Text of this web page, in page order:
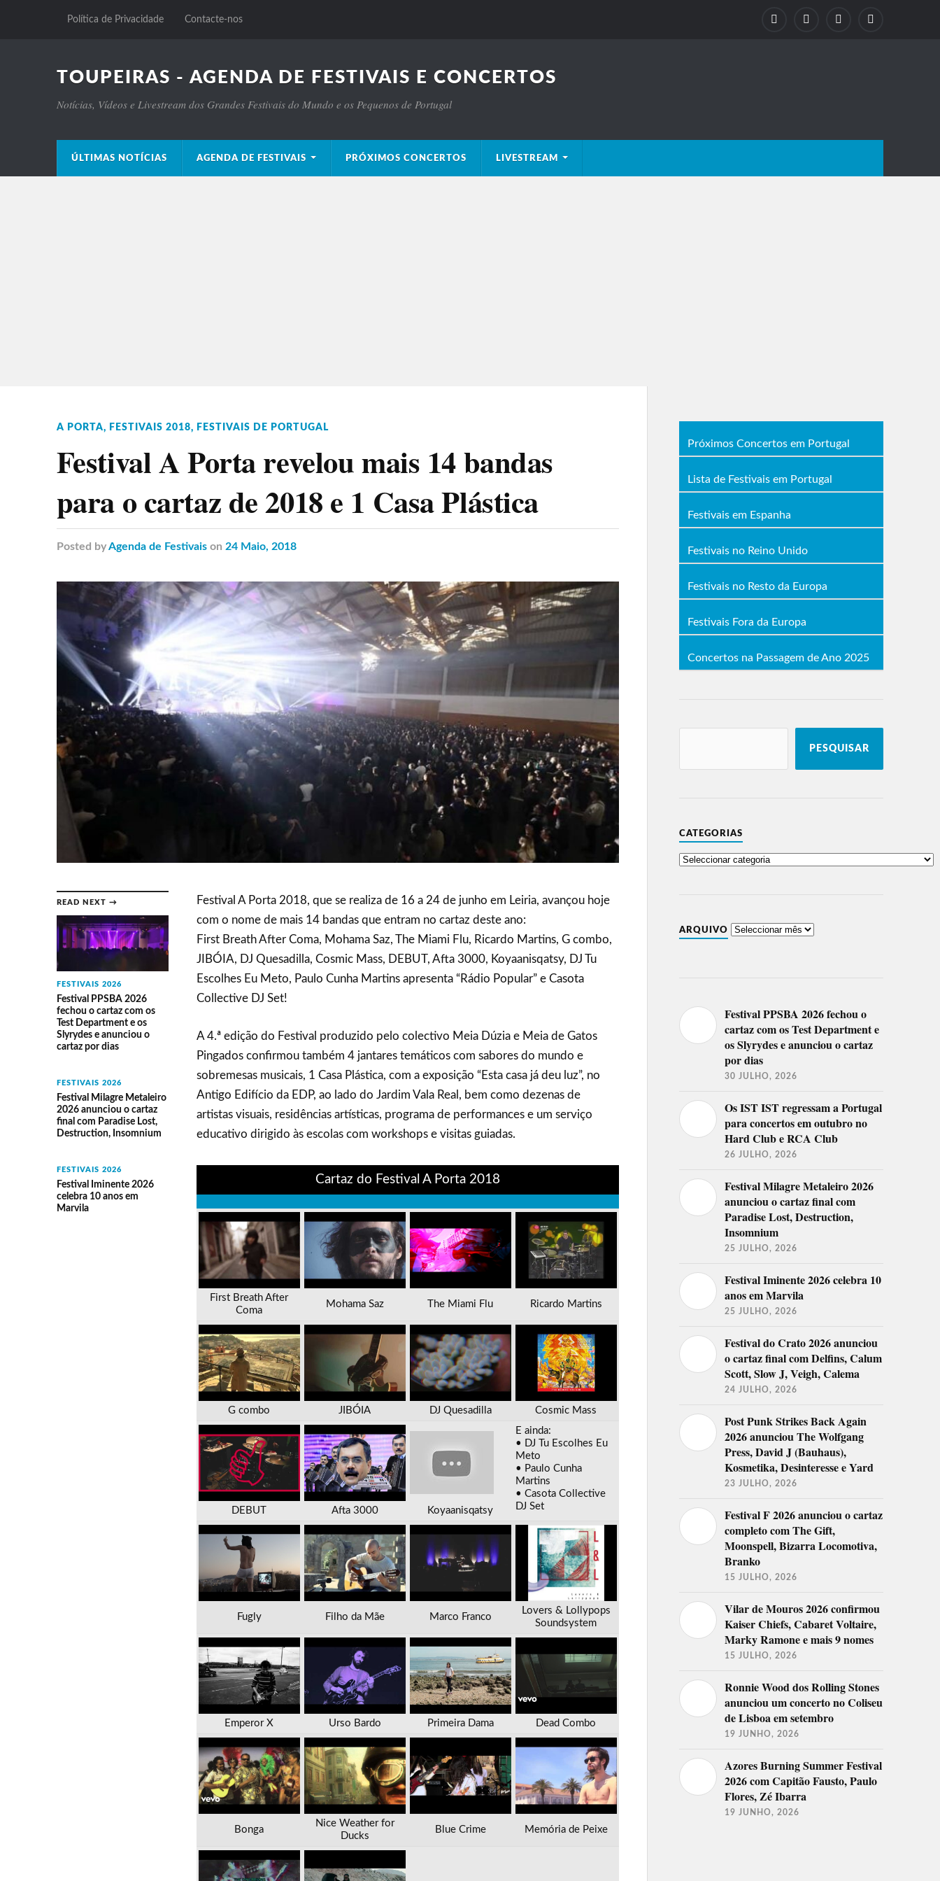
Política de Privacidade Contacte-nos
TOUPEIRAS - AGENDA DE FESTIVAIS E CONCERTOS
Notícias, Vídeos e Livestream dos Grandes Festivais do Mundo e os Pequenos de Portugal
ÚLTIMAS NOTÍCIAS AGENDA DE FESTIVAIS PRÓXIMOS CONCERTOS LIVESTREAM
A PORTA, FESTIVAIS 2018, FESTIVAIS DE PORTUGAL
Festival A Porta revelou mais 14 bandas
para o cartaz de 2018 e 1 Casa Plástica
Posted byAgenda de Festivais on 24 Maio, 2018
READ NEXT →
FESTIVAIS 2026
Festival PPSBA 2026
fechou o cartaz com os
Test Department e os
Slyrydes e anunciou o
cartaz por dias
FESTIVAIS 2026
Festival Milagre Metaleiro
2026 anunciou o cartaz
final com Paradise Lost,
Destruction, Insomnium
FESTIVAIS 2026
Festival Iminente 2026
celebra 10 anos em
Marvila
Festival A Porta 2018, que se realiza de 16 a 24 de junho em Leiria, avançou hoje
com o nome de mais 14 bandas que entram no cartaz deste ano:
First Breath After Coma, Mohama Saz, The Miami Flu, Ricardo Martins, G combo,
JIBÓIA, DJ Quesadilla, Cosmic Mass, DEBUT, Afta 3000, Koyaanisqatsy, DJ Tu
Escolhes Eu Meto, Paulo Cunha Martins apresenta “Rádio Popular” e Casota
Collective DJ Set!
A 4.ª edição do Festival produzido pelo colectivo Meia Dúzia e Meia de Gatos
Pingados confirmou também 4 jantares temáticos com sabores do mundo e
sobremesas musicais, 1 Casa Plástica, com a exposição “Esta casa já deu luz”, no
Antigo Edifício da EDP, ao lado do Jardim Vala Real, bem como dezenas de
artistas visuais, residências artísticas, programa de performances e um serviço
educativo dirigido às escolas com workshops e visitas guiadas.
Cartaz do Festival A Porta 2018
First Breath After
Coma
Mohama Saz The Miami Flu Ricardo Martins
G combo JIBÓIA DJ Quesadilla
Cosmic Mass
E ainda:
• DJ Tu Escolhes Eu
Meto
• Paulo Cunha
Martins
• Casota Collective
DJ Set
DEBUT Afta 3000 Koyaanisqatsy
Fugly Filho da Mãe Marco Franco
Lovers & Lollypops
Soundsystem
Emperor X Urso Bardo Primeira Dama Dead Combo
Bonga
Nice Weather for
Ducks
Blue Crime Memória de Peixe
Próximos Concertos em Portugal
Lista de Festivais em Portugal
Festivais em Espanha
Festivais no Reino Unido
Festivais no Resto da Europa
Festivais Fora da Europa
Concertos na Passagem de Ano 2025
PESQUISAR
CATEGORIAS
ARQUIVO
Festival PPSBA 2026 fechou o
cartaz com os Test Department e
os Slyrydes e anunciou o cartaz
por dias
30 JULHO, 2026
Os IST IST regressam a Portugal
para concertos em outubro no
Hard Club e RCA Club
26 JULHO, 2026
Festival Milagre Metaleiro 2026
anunciou o cartaz final com
Paradise Lost, Destruction,
Insomnium
25 JULHO, 2026
Festival Iminente 2026 celebra 10
anos em Marvila
25 JULHO, 2026
Festival do Crato 2026 anunciou
o cartaz final com Delfins, Calum
Scott, Slow J, Veigh, Calema
24 JULHO, 2026
Post Punk Strikes Back Again
2026 anunciou The Wolfgang
Press, David J (Bauhaus),
Kosmetika, Desinteresse e Yard
23 JULHO, 2026
Festival F 2026 anunciou o cartaz
completo com The Gift,
Moonspell, Bizarra Locomotiva,
Branko
15 JULHO, 2026
Vilar de Mouros 2026 confirmou
Kaiser Chiefs, Cabaret Voltaire,
Marky Ramone e mais 9 nomes
15 JULHO, 2026
Ronnie Wood dos Rolling Stones
anunciou um concerto no Coliseu
de Lisboa em setembro
19 JUNHO, 2026
Azores Burning Summer Festival
2026 com Capitão Fausto, Paulo
Flores, Zé Ibarra
19 JUNHO, 2026